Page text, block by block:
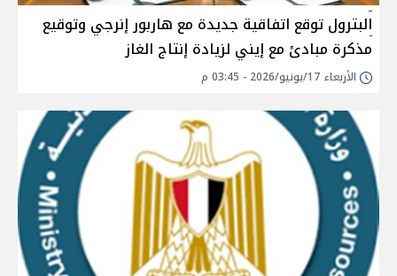
البترول توقع اتفاقية جديدة مع هاربور إنرجي وتوقيع
مذكرة مبادئ مع إيني لزيادة إنتاج الغاز
الأربعاء 17/يونيو/2026 - 03:45 م